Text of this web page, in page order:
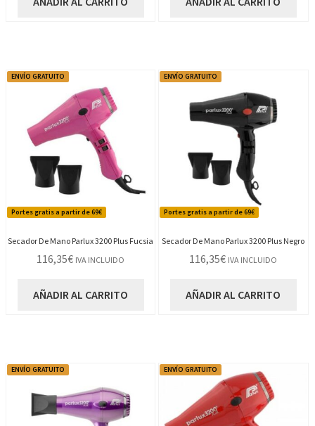
Portes gratis a partir de 69€
ENVÍO GRATUITO
Secador De Mano Parlux 3200 Plus Fucsia
116,35€ IVA INCLUIDO
AÑADIR AL CARRITO
Portes gratis a partir de 69€
ENVÍO GRATUITO
Secador De Mano Parlux 3200 Plus Negro
116,35€ IVA INCLUIDO
AÑADIR AL CARRITO
ENVÍO GRATUITO ENVÍO GRATUITO